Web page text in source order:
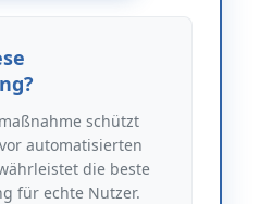
schützt
automatisierten
die beste
für echte Nutzer.